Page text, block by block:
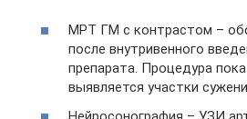
МРТ ГМ с контрастом –
после внутривенного
препарата. Процедура
выявляется участки